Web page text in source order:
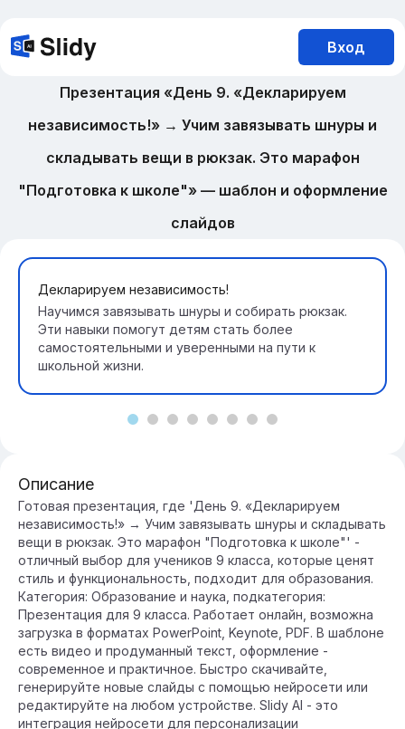
Вход
Презентация «День 9. «Декларируем
независимость!» → Учим завязывать шнуры и
складывать вещи в рюкзак. Это марафон
"Подготовка к школе"» — шаблон и оформление
слайдов
Декларируем независимость!
Научимся завязывать шнуры и собирать рюкзак.
Эти навыки помогут детям стать более
самостоятельными и уверенными на пути к
школьной жизни.
Описание
Готовая презентация, где 'День 9. «Декларируем
независимость!» → Учим завязывать шнуры и складывать
вещи в рюкзак. Это марафон "Подготовка к школе"' -
отличный выбор для учеников 9 класса, которые ценят
стиль и функциональность, подходит для образования.
Категория: Образование и наука, подкатегория:
Презентация для 9 класса. Работает онлайн, возможна
загрузка в форматах PowerPoint, Keynote, PDF. В шаблоне
есть видео и продуманный текст, оформление -
современное и практичное. Быстро скачивайте,
генерируйте новые слайды с помощью нейросети или
редактируйте на любом устройстве. Slidy AI - это
интеграция нейросети для персонализации